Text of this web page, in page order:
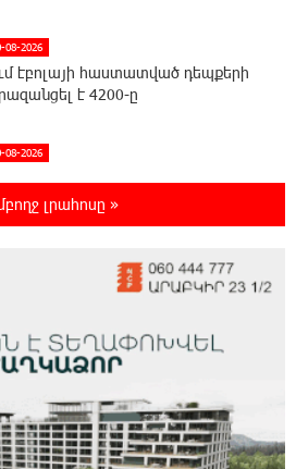
08-2026
էբոլայի հաստատված դեպքերի
է 4200-ը
08-2026
դարպասը և ճանաչվել
Junius-ի արդյունքները․
նոր մրցափուլն է
լրահոսը »